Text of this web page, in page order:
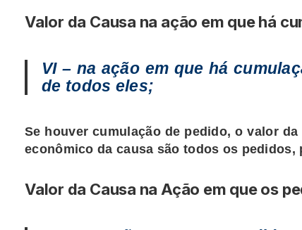
Valor da Causa na ação em que há
VI – na ação em que há
de todos eles;
Se houver cumulação de pedido, o valor
econômico da causa são todos os
Valor da Causa na Ação em que os